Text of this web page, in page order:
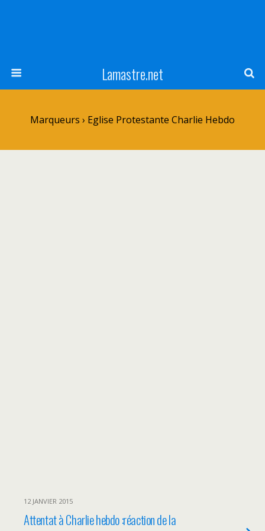
Lamastre.net
Marqueurs › Eglise Protestante Charlie Hebdo
12 JANVIER 2015
Attentat à Charlie hebdo :réaction de la